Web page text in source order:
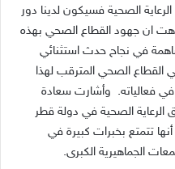
الصحية فسيكون لدينا دور
ان جهود القطاع الصحي بهذه
في نجاح حدث استثنائي
القطاع الصحي المترقب لهذا
فعالياته. وأشارت سعادة
الرعاية الصحية في دولة قطر
تتمتع بخبرات كبيرة في
الجماهيرية الكبرى.